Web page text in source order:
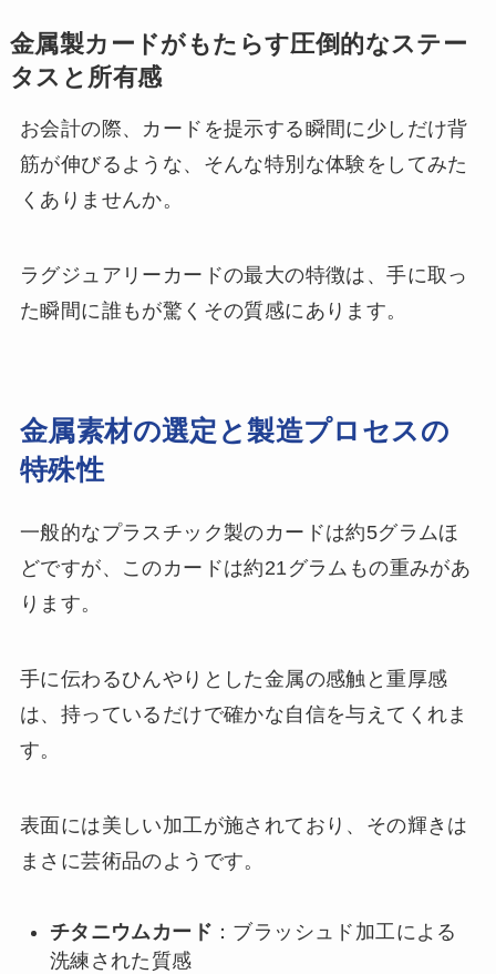
金属製カードがもたらす圧倒的なステー
タスと所有感
お会計の際、カードを提示する瞬間に少しだけ背
筋が伸びるような、そんな特別な体験をしてみた
くありませんか。
ラグジュアリーカードの最大の特徴は、手に取っ
た瞬間に誰もが驚くその質感にあります。
金属素材の選定と製造プロセスの
特殊性
一般的なプラスチック製のカードは約5グラムほ
どですが、このカードは約21グラムもの重みがあ
ります。
手に伝わるひんやりとした金属の感触と重厚感
は、持っているだけで確かな自信を与えてくれま
す。
表面には美しい加工が施されており、その輝きは
まさに芸術品のようです。
チタニウムカード ：ブラッシュド加工による
洗練された質感